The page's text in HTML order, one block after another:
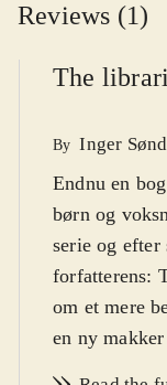
Reviews (1)
The
By Inger
Endnu en
børn og
serie og efter
forfatterens:
om et mere
en ny